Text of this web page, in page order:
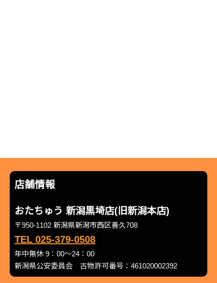
店舗情報
おたちゅう 新潟黒埼店(旧新潟本店)
〒950-1102 新潟県新潟市西区善久708
TEL 025-379-0508
年中無休 9：00～24：00
新潟県公安委員会 古物許可番号：461020002392